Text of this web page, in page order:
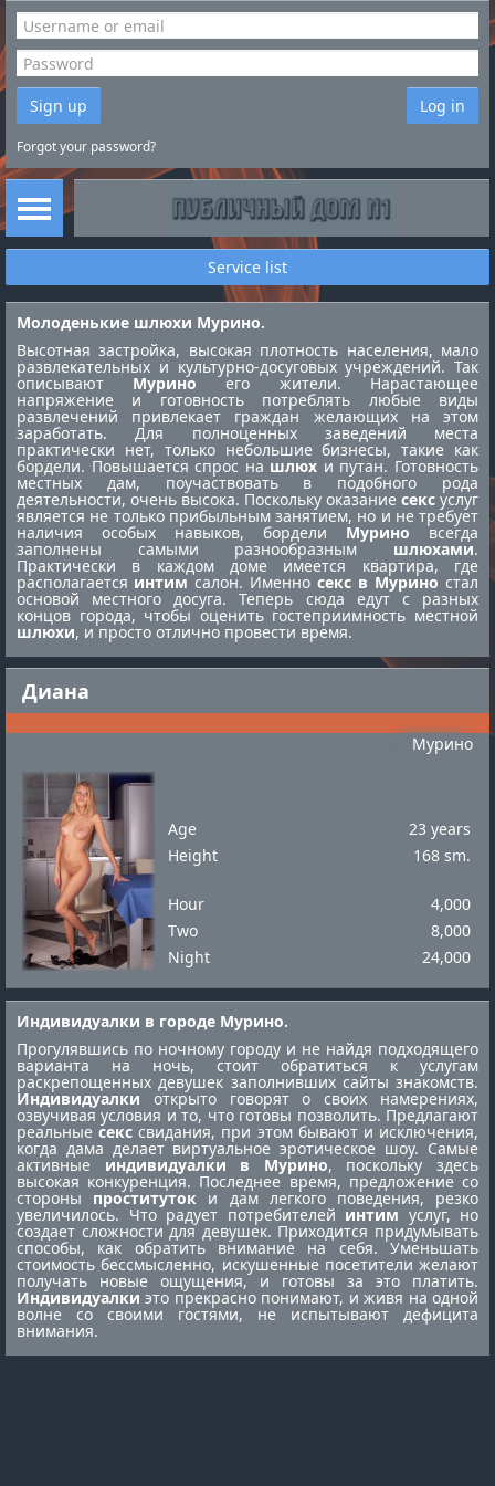
Sign up Log in
Forgot your password?
Service list
Диана
Мурино
Age
23 years
Height
168 sm.
Hour
4,000
Two
8,000
Night
24,000
Молоденькие шлюхи Мурино.
Высотная застройка, высокая плотность населения, мало
развлекательных и культурно-досуговых учреждений. Так
описывают Мурино его жители. Нарастающее
напряжение и готовность потреблять любые виды
развлечений привлекает граждан желающих на этом
заработать. Для полноценных заведений места
практически нет, только небольшие бизнесы, такие как
бордели. Повышается спрос на шлюх и путан. Готовность
местных дам, поучаствовать в подобного рода
деятельности, очень высока. Поскольку оказание секс услуг
является не только прибыльным занятием, но и не требует
наличия особых навыков, бордели Мурино всегда
заполнены самыми разнообразным шлюхами.
Практически в каждом доме имеется квартира, где
располагается интим салон. Именно секс в Мурино стал
основой местного досуга. Теперь сюда едут с разных
концов города, чтобы оценить гостеприимность местной
шлюхи, и просто отлично провести время.
Индивидуалки в городе Мурино.
Прогулявшись по ночному городу и не найдя подходящего
варианта на ночь, стоит обратиться к услугам
раскрепощенных девушек заполнивших сайты знакомств.
Индивидуалки открыто говорят о своих намерениях,
озвучивая условия и то, что готовы позволить. Предлагают
реальныесекс свидания, при этом бывают и исключения,
когда дама делает виртуальное эротическое шоу. Самые
активные индивидуалки в Мурино, поскольку здесь
высокая конкуренция. Последнее время, предложение со
стороны проституток и дам легкого поведения, резко
увеличилось. Что радует потребителей интим услуг, но
создает сложности для девушек. Приходится придумывать
способы, как обратить внимание на себя. Уменьшать
стоимость бессмысленно, искушенные посетители желают
получать новые ощущения, и готовы за это платить.
Индивидуалки это прекрасно понимают, и живя на одной
волне со своими гостями, не испытывают дефицита
внимания.